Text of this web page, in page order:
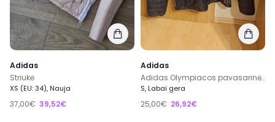
Adidas
Striukė
XS (EU: 34), Nauja
37,00€ 39,52€
Adidas
Adidas Olympiacos pavasarinė striukė S dydžio
S, Labai gera
25,00€ 26,92€